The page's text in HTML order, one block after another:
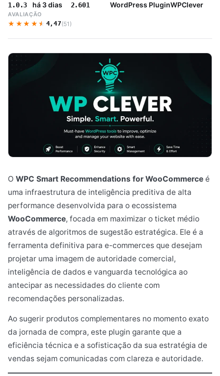
1.0.3 há 3 dias 2.601 WordPress PluginWPClever
AVALIAÇÃO
★★★★★
★★★★★ 4,47(51)
O WPC Smart Recommendations for WooCommerce é
uma infraestrutura de inteligência preditiva de alta
performance desenvolvida para o ecossistema
WooCommerce, focada em maximizar o ticket médio
através de algoritmos de sugestão estratégica. Ele é a
ferramenta definitiva para e-commerces que desejam
projetar uma imagem de autoridade comercial,
inteligência de dados e vanguarda tecnológica ao
antecipar as necessidades do cliente com
recomendações personalizadas.
Ao sugerir produtos complementares no momento exato
da jornada de compra, este plugin garante que a
eficiência técnica e a sofisticação da sua estratégia de
vendas sejam comunicadas com clareza e autoridade.